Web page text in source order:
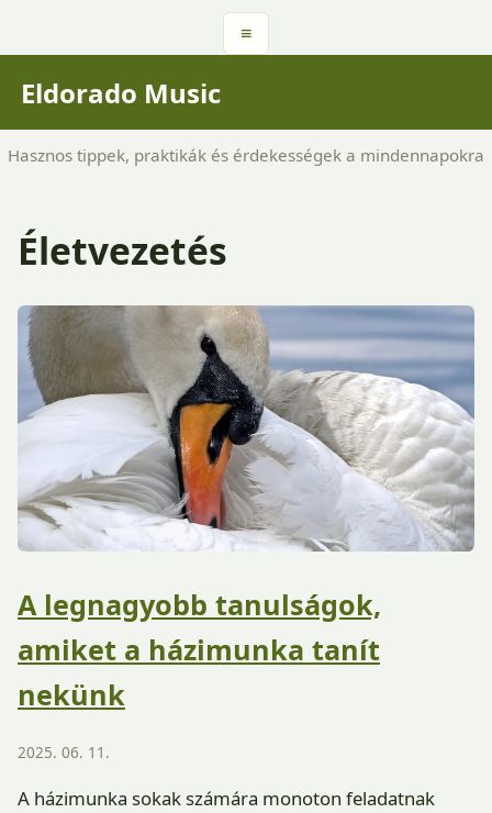
≡
Eldorado Music
Hasznos tippek, praktikák és érdekességek a mindennapokra
Életvezetés
A legnagyobb tanulságok,
amiket a házimunka tanít
nekünk
2025. 06. 11.
A házimunka sokak számára monoton feladatnak